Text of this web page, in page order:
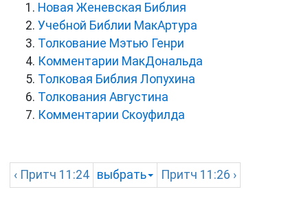
Новая Женевская Библия
Учебной Библии МакАртура
Толкование Мэтью Генри
Комментарии МакДональда
Толковая Библия Лопухина
Толкования Августина
Комментарии Скоуфилда
‹ Притч 11:24 выбрать Притч 11:26 ›